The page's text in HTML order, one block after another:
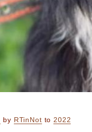
by RTinNot to 2022